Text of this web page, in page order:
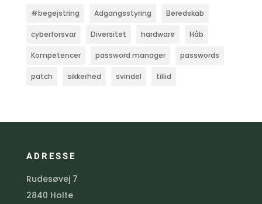
#begejstring Adgangsstyring Beredskab
cyberforsvar Diversitet hardware Håb
Kompetencer password manager passwords
patch sikkerhed svindel tillid
ADRESSE
Rudesøvej 7
2840 Holte